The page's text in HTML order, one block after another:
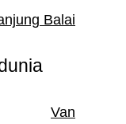
Balai
Van